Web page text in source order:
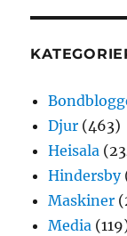
Djur (463)
Heisala
Hindersby
Maskiner
Media